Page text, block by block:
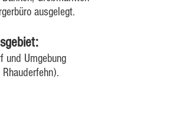
ausgelegt.
und Umgebung